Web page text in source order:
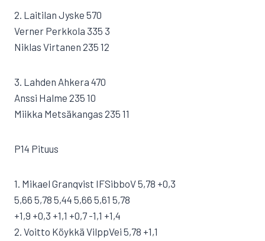
2. Laitilan Jyske 570
Verner Perkkola 335 3
Niklas Virtanen 235 12
3. Lahden Ahkera 470
Anssi Halme 235 10
Miikka Metsäkangas 235 11
P14 Pituus
1. Mikael Granqvist IFSibboV 5,78 +0,3
5,66 5,78 5,44 5,66 5,61 5,78
+1,9 +0,3 +1,1 +0,7 -1,1 +1,4
2. Voitto Köykkä VilppVei 5,78 +1,1